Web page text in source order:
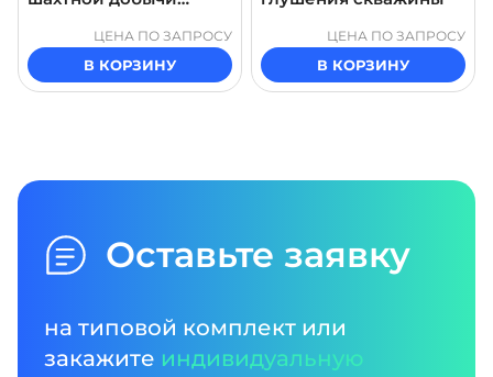
ЦЕНА ПО ЗАПРОСУ
В КОРЗИНУ
ЦЕНА ПО ЗАПРОСУ
В КОРЗИНУ
Оставьте заявку
на типовой комплект или
закажите индивидуальную